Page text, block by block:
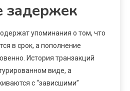
задержек
упоминания о том, что
в срок, а пополнение
История транзакций
виде, а
с “зависшими”